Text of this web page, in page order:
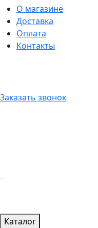
О магазине
Доставка
Оплата
Контакты
Заказать звонок
Каталог